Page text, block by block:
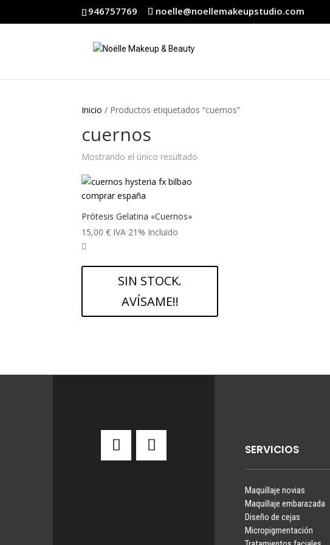
946757769 noelle@noellemakeupstudio.com
Inicio / Productos etiquetados “cuernos”
cuernos
Mostrando el único resultado
Prótesis Gelatina «Cuernos»
15,00€ IVA 21% Incluido
SIN STOCK.
AVÍSAME!!
SERVICIOS
Maquillaje novias
Maquillaje embarazada
Diseño de cejas
Micropigmentación